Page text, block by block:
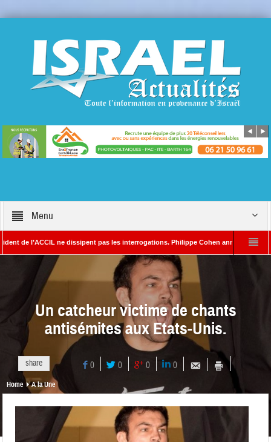
Menu
ne dissipent pas les interrogations. Philippe Cohen annonce se réserver
– Rédacteur en chef d’Israël Actualités L’Iran menace de frapper
Un catcheur victime de chants
antisémites aux Etats-Unis.
share 0 0 0 0
Home A la Une